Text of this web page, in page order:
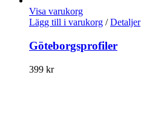
Visa varukorg
Lägg till i varukorg / Detaljer
Göteborgsprofiler
399 kr